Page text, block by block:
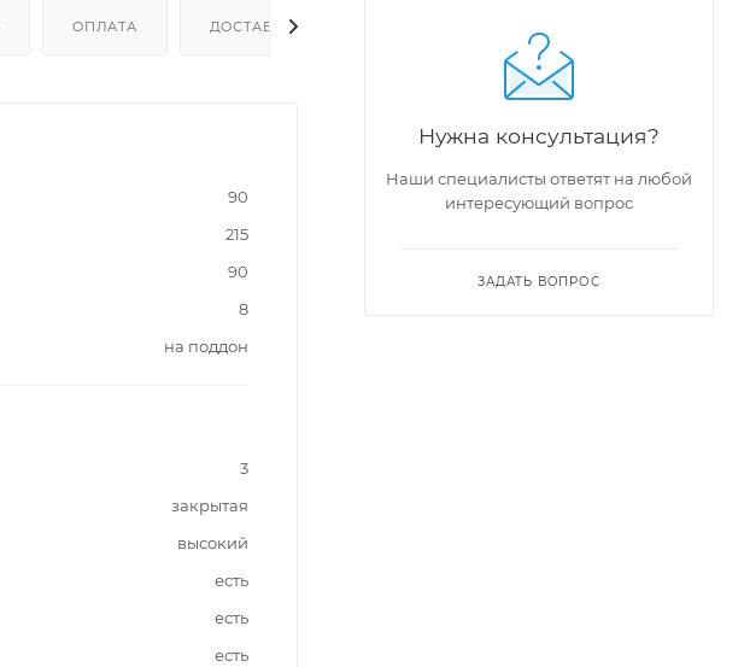
ОПЛАТА ДОСТАВКА
90
215
90
8
на поддон
3
закрытая
высокий
есть
есть
есть
Нужна консультация?
Наши специалисты ответят на любой
интересующий вопрос
ЗАДАТЬ ВОПРОС